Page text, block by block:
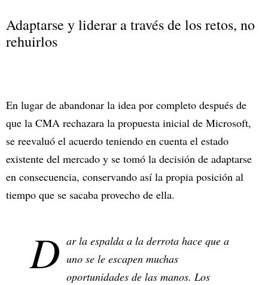
Adaptarse y liderar a través de los retos, no
rehuirlos
En lugar de abandonar la idea por completo después de
que la CMA rechazara la propuesta inicial de Microsoft,
se reevaluó el acuerdo teniendo en cuenta el estado
existente del mercado y se tomó la decisión de adaptarse
en consecuencia, conservando así la propia posición al
tiempo que se sacaba provecho de ella.
D ar la espalda a la derrota hace que a
uno se le escapen muchas
oportunidades de las manos. Los